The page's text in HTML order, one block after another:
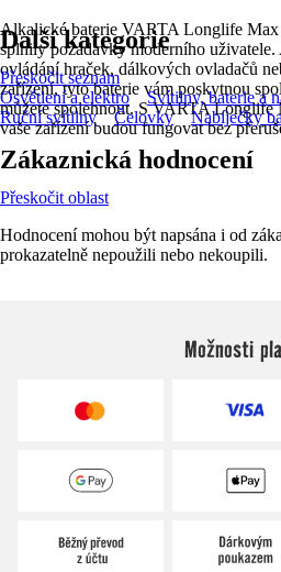
Alkalické baterie VARTA Longlife Max
splnily požadavky moderního
ovládání hraček, dálkových ovladačů
zařízení, tyto baterie vám poskytnou
můžete spolehnout. S VARTA Longlife
vaše zařízení budou fungovat bez
Další kategorie
Přeskočit seznam
Osvětlení a elektro
Svítilny, baterie a
Ruční svítilny
Čelovky Nabíječky
Zákaznická hodnocení
Přeskočit oblast
Hodnocení mohou být napsána i od
prokazatelně nepoužili nebo nekoupili.
Možnosti